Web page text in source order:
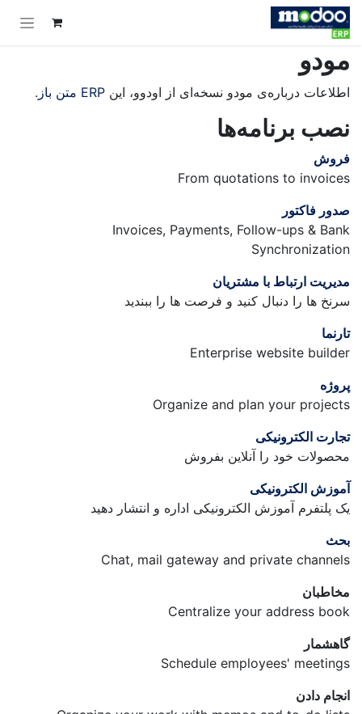
Skip to Content
مودو
اطلاعات درباره‌ی مودو نسخه‌ای از اودوو، این ERP متن باز .
نصب برنامه‌ها
فروش
From quotations to invoices
صدور فاکتور
Invoices, Payments, Follow-ups & Bank
Synchronization
مدیریت ارتباط با مشتریان
سرنخ ها را دنبال کنید و فرصت ها را ببندید
تارنما
Enterprise website builder
پروژه
Organize and plan your projects
تجارت الکترونیکی
محصولات خود را آنلاین بفروش
آموزش الکترونیکی
یک پلتفرم آموزش الکترونیکی اداره و انتشار دهید
بحث
Chat, mail gateway and private channels
مخاطبان
Centralize your address book
گاهشمار
Schedule employees' meetings
انجام دادن